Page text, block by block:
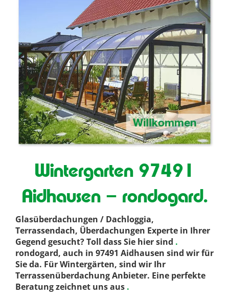
Wintergarten 97491
Aidhausen – rondogard.
Glasüberdachungen / Dachloggia,
Terrassendach, Überdachungen Experte in Ihrer
Gegend gesucht? Toll dass Sie hier sind .
rondogard, auch in 97491 Aidhausen sind wir für
Sie da. Für Wintergärten, sind wir Ihr
Terrassenüberdachung Anbieter. Eine perfekte
Beratung zeichnet uns aus .